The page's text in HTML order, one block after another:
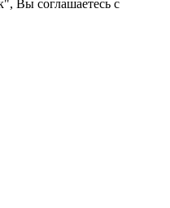
Вы соглашаетесь с